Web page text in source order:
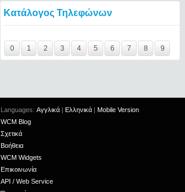
Κατάλογος Τηλεφώνων
0
1 2 3 4 5 6 7 8 9
Languages: Αγγλικά | Ελληνικά | Mobile Version
WCM Blog
Σχετικά
Βοήθεια
WCM Widgets
Επικοινωνία
API / Web Service